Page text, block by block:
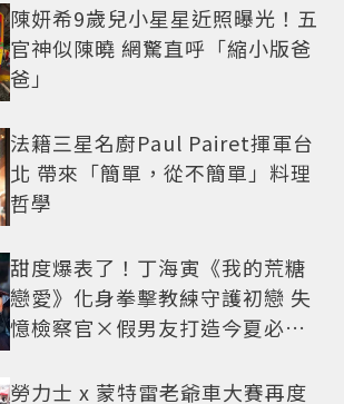
陳妍希9歲兒小星星近照曝光！五
官神似陳曉 網驚直呼「縮小版爸
爸」
法籍三星名廚Paul Pairet揮軍台
北 帶來「簡單，從不簡單」料理
哲學
甜度爆表了！丁海寅《我的荒糖
戀愛》化身拳擊教練守護初戀 失
憶檢察官×假男友打造今夏必看
勞力士 x 蒙特雷老爺車大賽再度